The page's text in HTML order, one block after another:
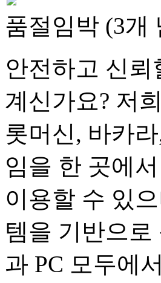
품절임박 (3개
안전하고 신
계신가요? 저
롯머신, 바카
임을 한 곳에
이용할 수 있
템을 기반으
과 PC 모두에